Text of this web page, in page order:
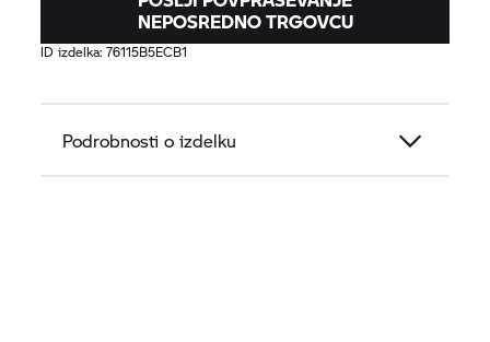
NEPOSREDNO TRGOVCU
ID izdelka:76115B5ECB1
Podrobnosti o izdelku